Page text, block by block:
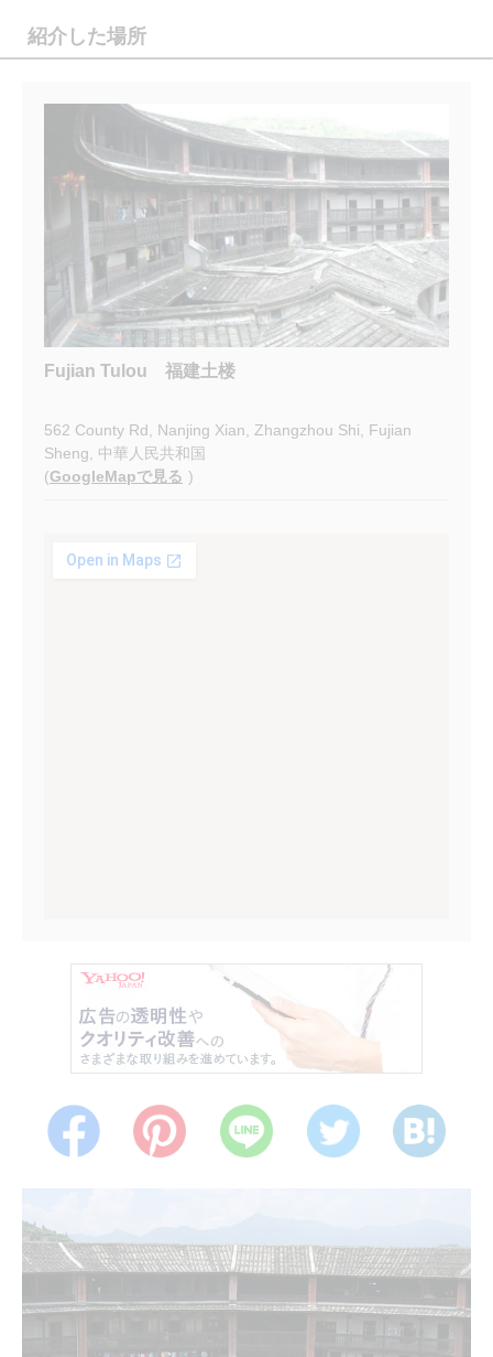
紹介した場所
Fujian Tulou 福建土楼
562 County Rd, Nanjing Xian, Zhangzhou Shi, Fujian
Sheng, 中華人民共和国
(GoogleMapで見る )